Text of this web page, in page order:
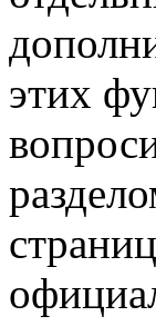
этих